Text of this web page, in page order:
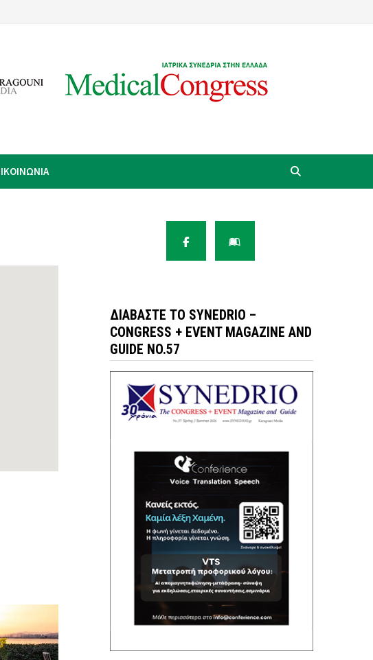
ΔΙΑΒΆΣΤΕ ΤΟ SYNEDRIO –
CONGRESS + EVENT MAGAZINE AND
GUIDE NO.57